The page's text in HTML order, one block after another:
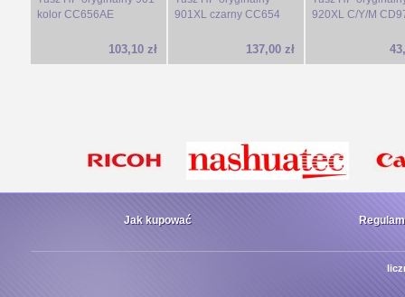
kolor CC656AE
103,10 zł
901XL czarny CC654
137,00 zł
920XL C/Y/M
Jak kupować